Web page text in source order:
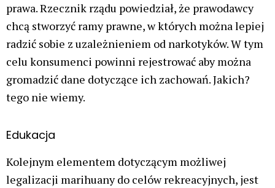
prawa. Rzecznik rządu powiedział, że prawodawcy
chcą stworzyć ramy prawne, w których można lepiej
radzić sobie z uzależnieniem od narkotyków. W tym
celu konsumenci powinni rejestrować aby można
gromadzić dane dotyczące ich zachowań. Jakich?
tego nie wiemy.
Edukacja
Kolejnym elementem dotyczącym możliwej
legalizacji marihuany do celów rekreacyjnych, jest